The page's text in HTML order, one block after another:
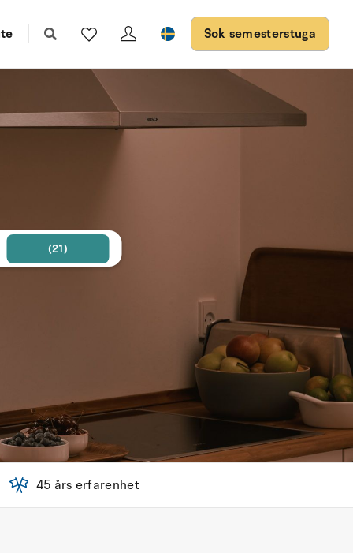
Sok semesterstuga
(21)
45 års erfarenhet